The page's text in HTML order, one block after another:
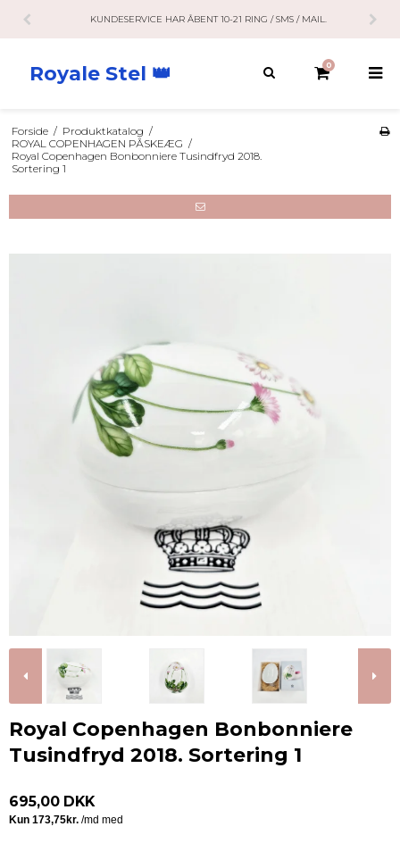
KUNDESERVICE HAR ÅBENT 10-21 RING / SMS / MAIL.
Royale Stel 👑 0
Forside / Produktkatalog /
ROYAL COPENHAGEN PÅSKEÆG /
Royal Copenhagen Bonbonniere Tusindfryd 2018.
Sortering 1
Royal Copenhagen Bonbonniere
Tusindfryd 2018. Sortering 1
695,00 DKK